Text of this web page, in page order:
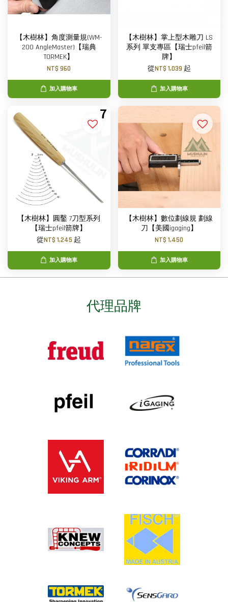
【木樹林】角度測量規(WM-
200 AngleMaster)【瑞典
TORMEK】
NT$ 960
加入購物車
【木樹林】掌上型木雕刀 LS
系列 單支專區【瑞士pfeil箭
牌】
從NT$ 1,039 起
加入購物車
【木樹林】圓鑿 7刀型系列
【瑞士pfeil箭牌】
從NT$ 1,245 起
加入購物車
【木樹林】數位劃線規 劃線
刀【美國igaging】
NT$ 1,450
加入購物車
代理品牌